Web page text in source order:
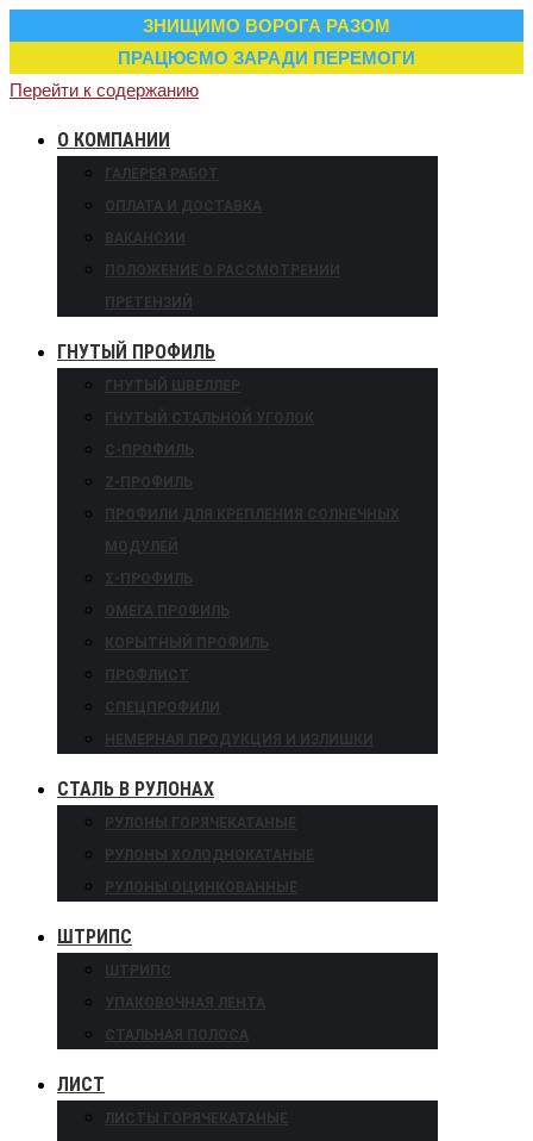
ЗНИЩИМО ВОРОГА РАЗОМ
ПРАЦЮЄМО ЗАРАДИ ПЕРЕМОГИ
Перейти к содержанию
О КОМПАНИИ
ГАЛЕРЕЯ РАБОТ
ОПЛАТА И ДОСТАВКА
ВАКАНСИИ
ПОЛОЖЕНИЕ О РАССМОТРЕНИИ
ПРЕТЕНЗИЙ
ГНУТЫЙ ПРОФИЛЬ
ГНУТЫЙ ШВЕЛЛЕР
ГНУТЫЙ СТАЛЬНОЙ УГОЛОК
С-ПРОФИЛЬ
Z-ПРОФИЛЬ
ПРОФИЛИ ДЛЯ КРЕПЛЕНИЯ СОЛНЕЧНЫХ
МОДУЛЕЙ
Σ-ПРОФИЛЬ
ОМЕГА ПРОФИЛЬ
КОРЫТНЫЙ ПРОФИЛЬ
ПРОФЛИСТ
СПЕЦПРОФИЛИ
НЕМЕРНАЯ ПРОДУКЦИЯ И ИЗЛИШКИ
СТАЛЬ В РУЛОНАХ
РУЛОНЫ ГОРЯЧЕКАТАНЫЕ
РУЛОНЫ ХОЛОДНОКАТАНЫЕ
РУЛОНЫ ОЦИНКОВАННЫЕ
ШТРИПС
ШТРИПС
УПАКОВОЧНАЯ ЛЕНТА
СТАЛЬНАЯ ПОЛОСА
ЛИСТ
ЛИСТЫ ГОРЯЧЕКАТАНЫЕ